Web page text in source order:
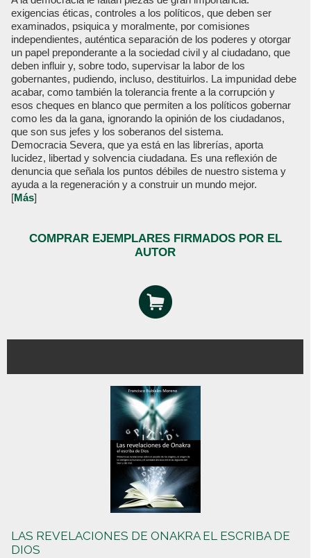
exigencias éticas, controles a los políticos, que deben ser
examinados, psiquica y moralmente, por comisiones
independientes, auténtica separación de los poderes y otorgar
un papel preponderante a la sociedad civil y al ciudadano, que
deben influir y, sobre todo, supervisar la labor de los
gobernantes, pudiendo, incluso, destituirlos. La impunidad debe
acabar, como también la tolerancia frente a la corrupción y
esos cheques en blanco que permiten a los políticos gobernar
como les da la gana, ignorando la opinión de los ciudadanos,
que son sus jefes y los soberanos del sistema.
Democracia Severa, que ya está en las librerías, aporta
lucidez, libertad y solvencia ciudadana. Es una reflexión de
denuncia que señala los puntos débiles de nuestro sistema y
ayuda a la regeneración y a construir un mundo mejor.
[Más]
COMPRAR EJEMPLARES FIRMADOS POR EL
AUTOR
LAS REVELACIONES DE ONAKRA EL ESCRIBA DE
DIOS